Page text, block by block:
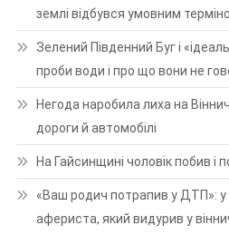
землі відбувся умовним
Зелений Південний Буг і
проби води і про що вони не
Негода наробила лиха на
дороги й автомобілі
На Гайсинщині чоловік побив і
«Ваш родич потрапив у ДТП»: у
афериста, який видурив у